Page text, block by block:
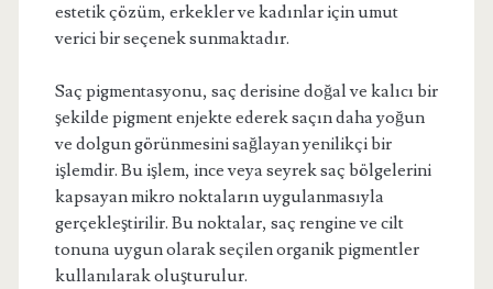
estetik çözüm, erkekler ve kadınlar için umut
verici bir seçenek sunmaktadır.
Saç pigmentasyonu, saç derisine doğal ve kalıcı bir
şekilde pigment enjekte ederek saçın daha yoğun
ve dolgun görünmesini sağlayan yenilikçi bir
işlemdir. Bu işlem, ince veya seyrek saç bölgelerini
kapsayan mikro noktaların uygulanmasıyla
gerçekleştirilir. Bu noktalar, saç rengine ve cilt
tonuna uygun olarak seçilen organik pigmentler
kullanılarak oluşturulur.